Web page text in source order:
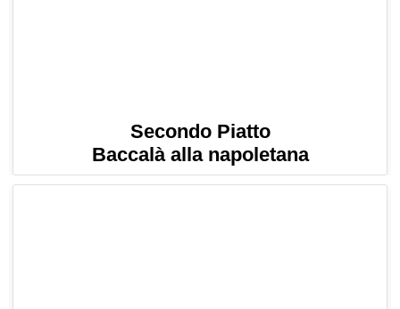
Secondo Piatto
Baccalà alla napoletana